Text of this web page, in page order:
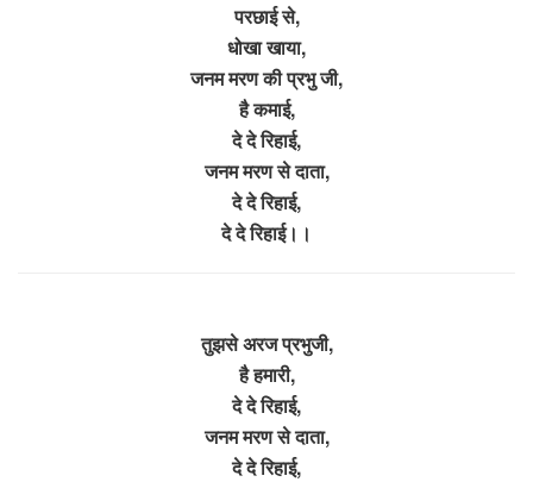
परछाई से,
धोखा खाया,
जनम मरण की प्रभु जी,
है कमाई,
दे दे रिहाई,
जनम मरण से दाता,
दे दे रिहाई,
दे दे रिहाई।।
तुझसे अरज प्रभुजी,
है हमारी,
दे दे रिहाई,
जनम मरण से दाता,
दे दे रिहाई,